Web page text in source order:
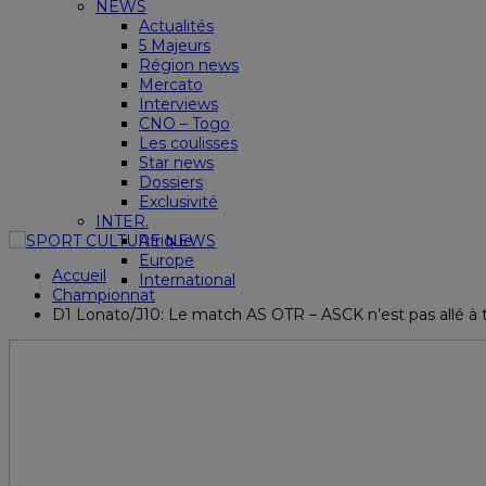
NEWS
Actualités
5 Majeurs
Région news
Mercato
Interviews
CNO – Togo
Les coulisses
Star news
Dossiers
Exclusivité
INTER.
Afrique
Europe
International
Accueil
Championnat
D1 Lonato/J10: Le match AS OTR – ASCK n’est pas allé